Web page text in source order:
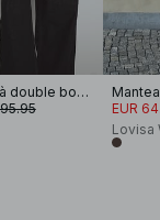
Manteau court à double boutonnage
EUR
Lovisa